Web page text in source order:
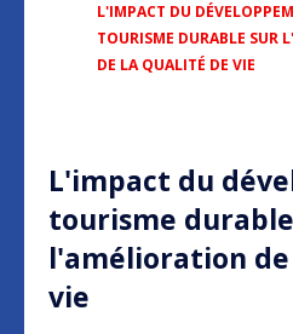
L'IMPACT DU
TOURISME DURABLE SUR
DE LA QUALITÉ DE VIE
L'impact du
tourisme
l'amélioration
vie